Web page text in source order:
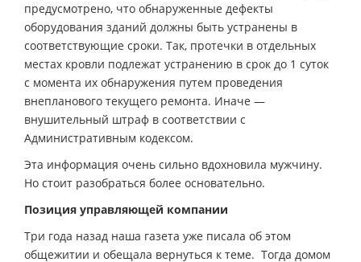
предусмотрено, что обнаруженные дефекты
оборудования зданий должны быть устранены в
соответствующие сроки. Так, протечки в отдельных
местах кровли подлежат устранению в срок до 1 суток
с момента их обнаружения путем проведения
внепланового текущего ремонта. Иначе —
внушительный штраф в соответствии с
Административным кодексом.
Эта информация очень сильно вдохновила мужчину.
Но стоит разобраться более основательно.
Позиция управляющей компании
Три года назад наша газета уже писала об этом
общежитии и обещала вернуться к теме. Тогда домом